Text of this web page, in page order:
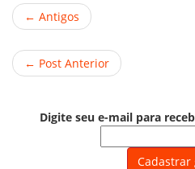
← Antigos
← Post Anterior
Digite seu e-mail para